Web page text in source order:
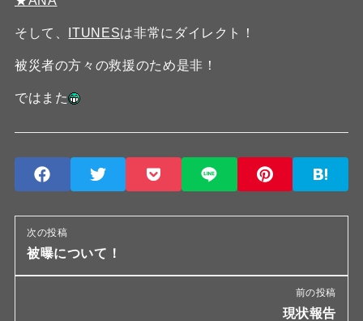
そして、 ITUNESは非常にダイレクト！
被災者の方々の救援のため是非！
ではまた
次の投稿
被曝について！
前の投稿
現状報告